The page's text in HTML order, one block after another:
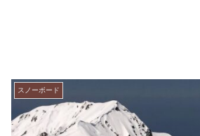
スノーボード